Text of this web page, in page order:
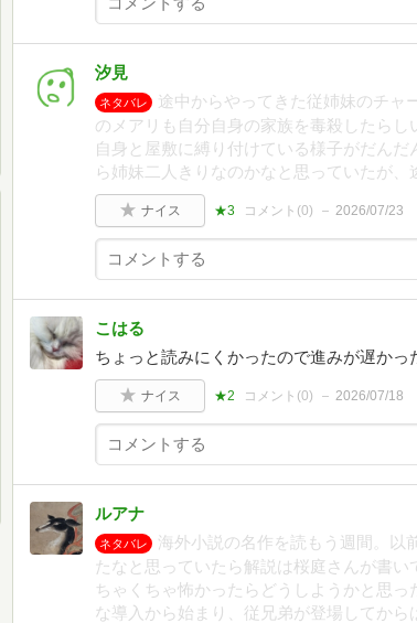
汐見
ネタバレ
途中からやってきた従姉妹のチャ
のメアリも自分自身の家族を毒殺したら
自身と屋敷に縛り付けている様子がだん
ら姉妹二人きりなのかなと思っていたが、
ナイス ★3 コメント(0) 2026/07/23
こはる
ちょっと読みにくかったので進みが遅かっ
ナイス ★2 コメント(0) 2026/07/18
ルアナ
ネタバレ
海外小説の名作を読もう週間。以
たなと思っていたら解説は桜庭さんが書
ちゃくちゃ怖かったらどうしようかと思
な導入から始まり、従兄弟が登場してか